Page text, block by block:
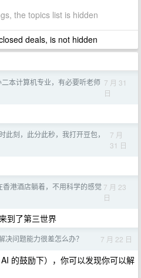
the topics list is hidden
deals, is not hidden
二本计算机专业，有必要听老师 7 月 31
日
此刻，此分此秒，我打开豆包，
7 月
31 日
香港酒店躺着，不用科学的感觉 7 月 23
日
到了第三世界
决问题能力很差怎么办？ 7 月 22 日
的鼓励下），你可以发现你可以解